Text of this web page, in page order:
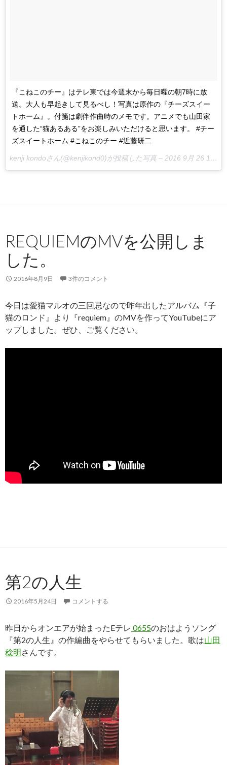
『こねこのチー』はテレ東では今週末から毎日曜の朝7時に放
送。大人も早起きして見るべし！写真は原作の『チーズスイー
トホーム』。付箋は劇伴作曲時のメモです。アニメでも山田家
を通した“猫あるある”をお楽しみいただけると思います。 #チー
ズスイートホーム #こねこのチー #近藤研二
kenji kondoさん(@kenjikond0)が投稿した写真 – 2016 9月 26 11:08午後 PDT
REQUIEMのMVを公開しま
した。
2016年8月9日 3件のコメント
今日は愛猫マルオの三回忌なので昨年出したアルバム『子
猫のロンド』より『requiem』のMVを作ってYouTubeにア
ップしました。ぜひ、ご覧ください。
第2の人生
2016年5月24日 コメントする
昨日からオンエアが始まったEテレ 0655のおはようソング
『第2の人生』の作編曲をやらせてもらいました。歌は山田
稔明さんです。